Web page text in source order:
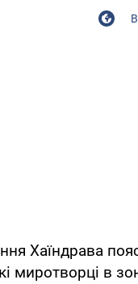
Хаїндрава
миротворці в